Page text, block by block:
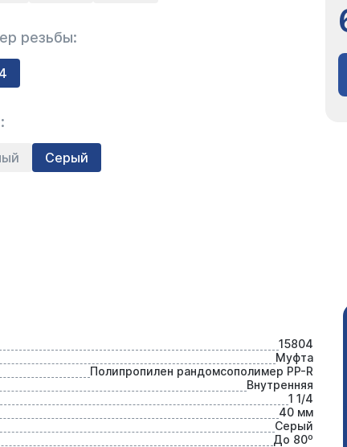
резьбы:
Серый
15804
Муфта
Полипропилен рандомсополимер PP-R
Внутренняя
1 1/4
40 мм
Серый
До 80⁰